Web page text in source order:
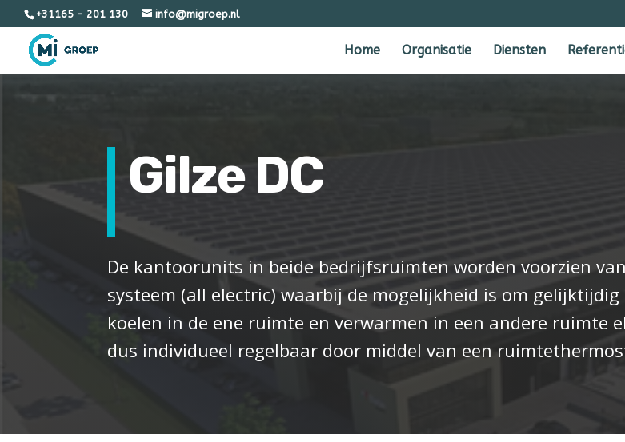
+31165 - 201 130 info@migroep.nl
Home Organisatie Diensten
Gilze DC
De kantoorunits in beide bedrijfsruimten worden voorzien van
systeem (all electric) waarbij de mogelijkheid is om
koelen in de ene ruimte en verwarmen in een andere ruimte
dus individueel regelbaar door middel van een